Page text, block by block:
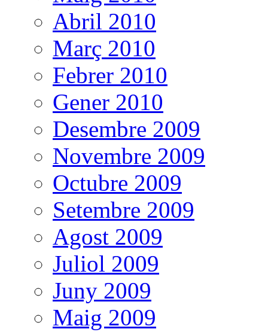
Abril 2010
Març 2010
Febrer 2010
Gener 2010
Desembre 2009
Novembre 2009
Octubre 2009
Setembre 2009
Agost 2009
Juliol 2009
Juny 2009
Maig 2009